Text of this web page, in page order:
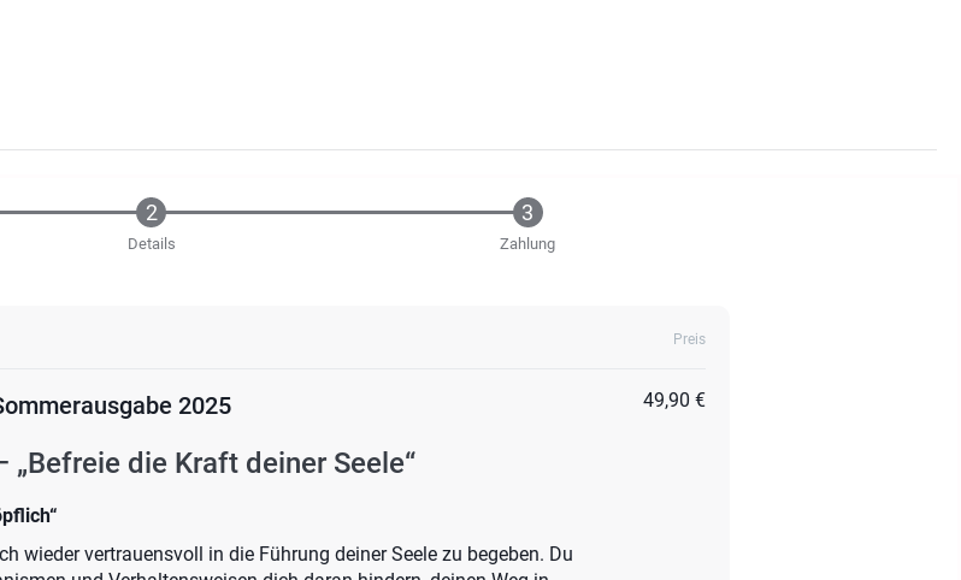
Details Zahlung
Preis
2025
die Kraft deiner Seele“
wieder vertrauensvoll in die Führung deiner Seele zu begeben. Du
49,90 €